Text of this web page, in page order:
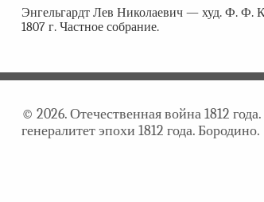
Энгельгардт Лев Николаевич — худ. Ф. Ф.
1807 г. Частное собрание.
© 2026. Отечественная война 1812
генералитет эпохи 1812 года. Бородино.